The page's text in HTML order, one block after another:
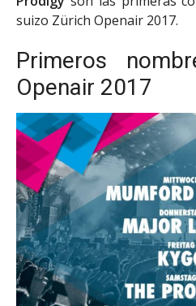
suizo Zürich Openair 2017.
Primeros
Openair 2017